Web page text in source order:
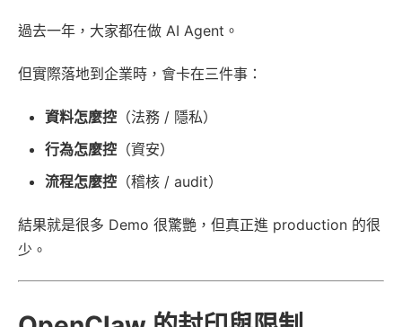
過去一年，大家都在做 AI Agent。
但實際落地到企業時，會卡在三件事：
資料怎麼控 （法務 / 隱私）
行為怎麼控 （資安）
流程怎麼控 （稽核 / audit）
結果就是很多 Demo 很驚艷，但真正進 production 的很
少。